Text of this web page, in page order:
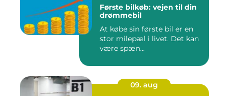
Første bilkøb: vejen til din
drømmebil
At købe sin første bil er en
stor milepæl i livet. Det kan
være spæn...
09. aug